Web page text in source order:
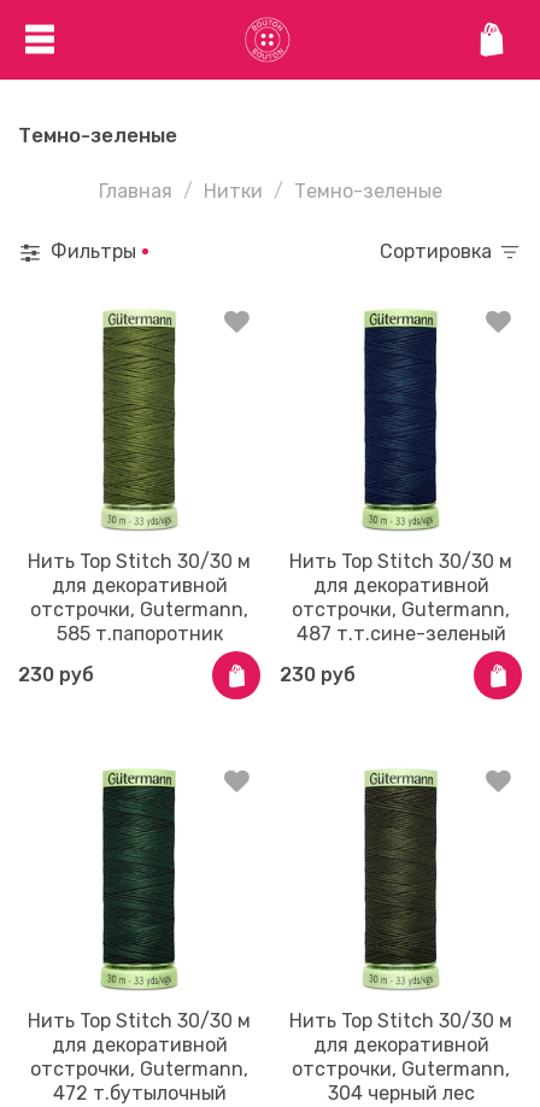
Темно-зеленые
Главная Нитки Темно-зеленые
Фильтры Сортировка
Нить Top Stitch 30/30 м
для декоративной
отстрочки, Gutermann,
585 т.папоротник
230 руб
Нить Top Stitch 30/30 м
для декоративной
отстрочки, Gutermann,
487 т.т.сине-зеленый
230 руб
Нить Top Stitch 30/30 м
для декоративной
отстрочки, Gutermann,
472 т.бутылочный
Нить Top Stitch 30/30 м
для декоративной
отстрочки, Gutermann,
304 черный лес